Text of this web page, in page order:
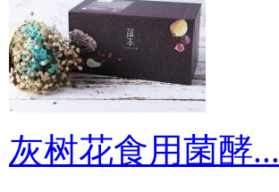
灰树花食用菌酵...